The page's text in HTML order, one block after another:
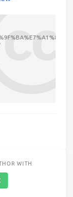
WITH